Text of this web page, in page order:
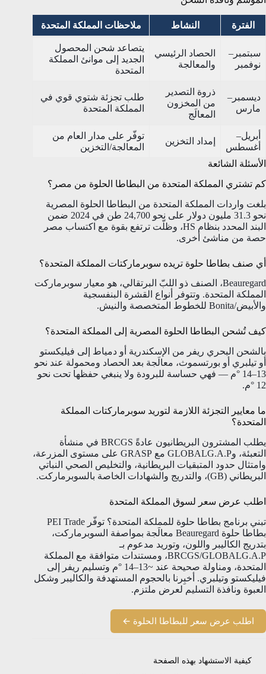
الفترة النشاط ملاحظات المملكة المتحدة
سبتمبر–
نوفمبر
الحصاد الرئيسي
والمعالجة
يتصاعد شحن المحصول
الجديد إلى موانئ المملكة
المتحدة
ديسمبر–
مارس
ذروة التصدير
من المخزون
المعالَج
طلب تجزئة شتوي قوي في
المملكة المتحدة
أبريل–
أغسطس
إمداد التخزين
توفّر على مدار العام من
المعالجة/التخزين
الأسئلة الشائعة
كم تشتري المملكة المتحدة من البطاطا الحلوة من مصر؟
بلغت واردات المملكة المتحدة من البطاطا الحلوة المصرية
نحو 31.3 مليون دولار على نحو 24,700 طن في 2024 ضمن
البند المحدد بنظام HS، وظلّت ترتفع بقوة مع اكتساب مصر
حصة من مناشئ أخرى.
أي صنف بطاطا حلوة تريده سوبرماركتات المملكة المتحدة؟
Beauregard، الصنف ذو اللبّ البرتقالي، هو معيار سوبرماركت
المملكة المتحدة. وتتوفر أنواع القشرة البنفسجية
والأبيض/Bonita للخطوط المتخصصة والنيش.
كيف تُشحن البطاطا الحلوة المصرية إلى المملكة المتحدة؟
بالشحن البحري ريفر من الإسكندرية أو دمياط إلى فيليكستو
أو تيلبري أو بورتسموث، معالَجة بعد الحصاد ومحمولة عند نحو
13–14 °م — فهي حساسة للبرودة ولا ينبغي حفظها تحت نحو
12 °م.
ما معايير التجزئة اللازمة لتوريد سوبرماركتات المملكة
المتحدة؟
يطلب المشترون البريطانيون عادةً BRCGS في منشأة
التعبئة، وGLOBALG.A.P مع GRASP على مستوى المزرعة،
وامتثال حدود المتبقيات البريطانية، والتخليص الصحي النباتي
البريطاني (GB)، والتدريج والشهادات الخاصة بالسوبرماركت.
اطلب عرض سعر لسوق المملكة المتحدة
تبني برنامج بطاطا حلوة للمملكة المتحدة؟ توفّر PEI Trade
بطاطا حلوة Beauregard معالَجة بمواصفة السوبرماركت،
بتدريج الكاليبر واللون، وتوريد مدعوم بـ
BRCGS/GLOBALG.A.P، ومستندات متوافقة مع المملكة
المتحدة، ومناولة صحيحة عند ~13–14 °م وتسليم ريفر إلى
فيليكستو وتيلبري. أخبِرنا بالحجوم المستهدفة والكاليبر وشكل
العبوة ونافذة التسليم لعرض ملتزم.
اطلب عرض سعر للبطاطا الحلوة ←
كيفية الاستشهاد بهذه الصفحة